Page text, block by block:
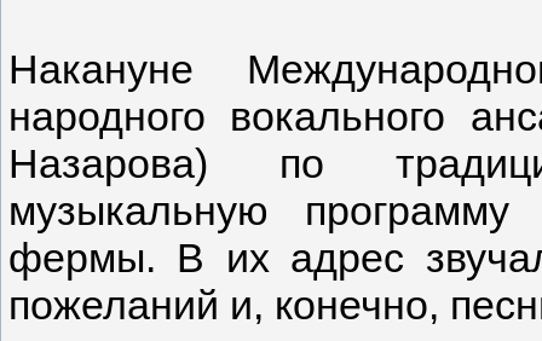
Накануне
народного вокального
Назарова) по
музыкальную программу
фермы. В их адрес
пожеланий и, конечно,